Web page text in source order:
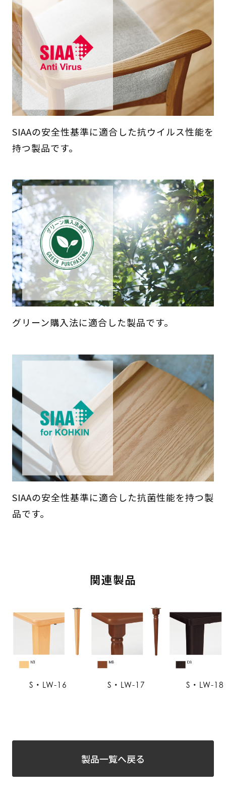
SIAAの安全性基準に適合した抗ウイルス性能を
持つ製品です。
グリーン購入法に適合した製品です。
SIAAの安全性基準に適合した抗菌性能を持つ製
品です。
関連製品
S・LW-16 S・LW-17 S・LW-18
製品一覧へ戻る